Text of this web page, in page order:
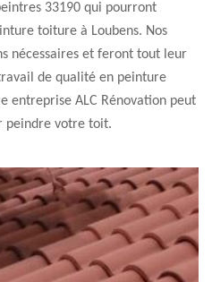
33190 qui pourront
toiture à Loubens. Nos
nécessaires et feront tout leur
de qualité en peinture
entreprise ALC Rénovation peut
peindre votre toit.